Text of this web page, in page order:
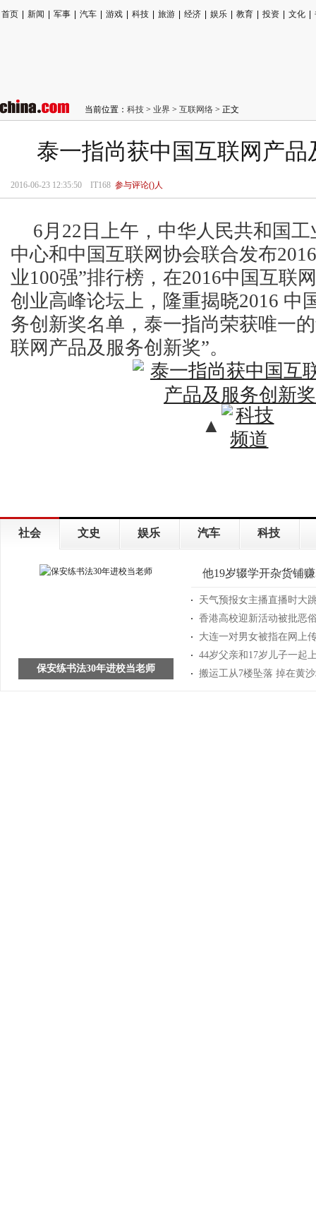
首页 新闻 军事 汽车 游戏 科技 旅游 经济 娱乐 教育 投资 文化
当前位置： 科技 > 业界 > 互联网络 > 正文
泰一指尚获中国互联网产品
2016-06-23 12:35:50 IT168 参与评论()人
6月22日上午，中华人民共和国
中心和中国互联网协会联合发布
业100强”排行榜，在2016中国互联
创业高峰论坛上，隆重揭晓2016 中
务创新奖名单，泰一指尚荣获唯一
联网产品及服务创新奖”。
▲
社会 文史 娱乐 汽车 科技
保安练书法30年进校当老师
他19岁辍学开杂货铺
天气预报女主播直播时大
香港高校迎新活动被批恶
大连一对男女被指在网上
44岁父亲和17岁儿子一起
搬运工从7楼坠落 掉在黄